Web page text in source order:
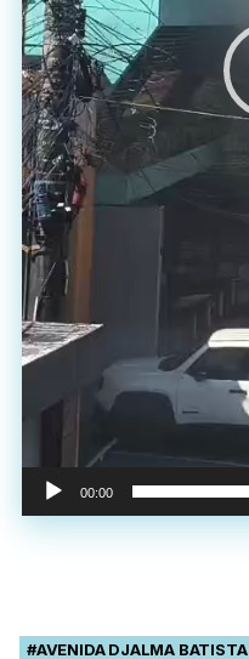
00:00
#AVENIDA DJALMA BATISTA